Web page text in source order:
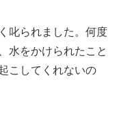
叱られました。何度
水をかけられたこと
こしてくれないの